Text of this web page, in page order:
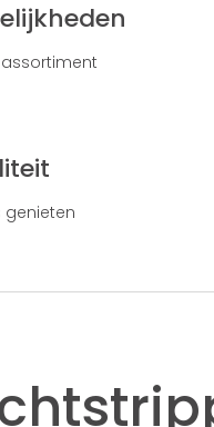
assortiment
genieten